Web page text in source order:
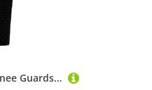
Sweet Protection Knee Guards Light Knieprotektor